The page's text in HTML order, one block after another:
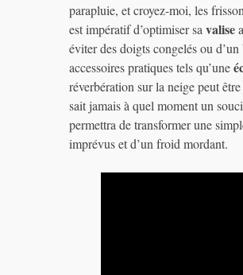
parapluie, et croyez-moi, les
est impératif d’optimiser sa valise
éviter des doigts congelés ou d’un
accessoires pratiques tels qu’une
réverbération sur la neige peut
sait jamais à quel moment un
permettra de transformer une
imprévus et d’un froid mordant.